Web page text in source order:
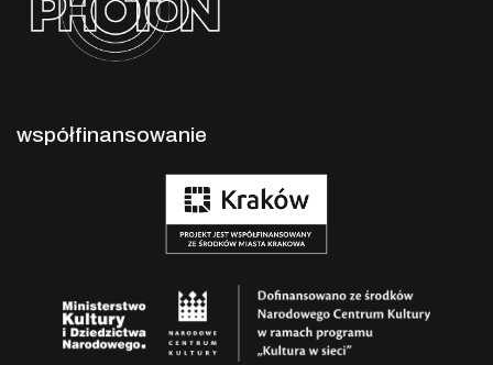
współfinansowanie